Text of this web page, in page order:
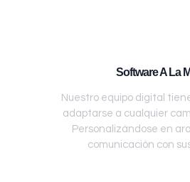
Software A La
Nuestro equipo digital
adaptarse a cualquier
Personalizándose en
comunicación con